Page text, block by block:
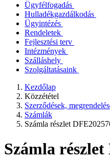
Ügyfélfogadás
Hulladékgazdálkodás
Ügyintézés
Rendeletek
Fejlesztési terv
Intézmények
Szálláshely
Szolgáltatásaink
Kezdőlap
Közzététel
Szerződések,
Számlák
Számla részlet
Számla részlet